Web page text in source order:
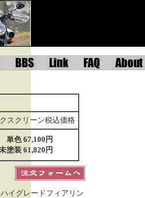
スクリーン税込価格
単色 67,100円
塗装 61,820円
イグレードフィアリン